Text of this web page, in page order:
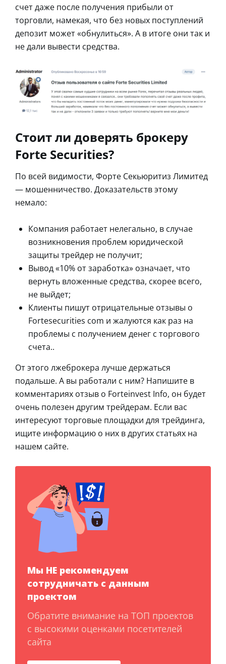
счет даже после получения прибыли от
торговли, намекая, что без новых поступлений
депозит может «обнулиться». А в итоге они так и
не дали вывести средства.
Стоит ли доверять брокеру
Forte Securities?
По всей видимости, Форте Секьюритиз Лимитед
— мошенничество. Доказательств этому
немало:
Компания работает нелегально, в случае
возникновения проблем юридической
защиты трейдер не получит;
Вывод «10% от заработка» означает, что
вернуть вложенные средства, скорее всего,
не выйдет;
Клиенты пишут отрицательные отзывы о
Fortesecurities com и жалуются как раз на
проблемы с получением денег с торгового
счета..
От этого лжеброкера лучше держаться
подальше. А вы работали с ним? Напишите в
комментариях отзыв о Forteinvest Info, он будет
очень полезен другим трейдерам. Если вас
интересуют торговые площадки для трейдинга,
ищите информацию о них в других статьях на
нашем сайте.
Мы НЕ рекомендуем
сотрудничать с данным
проектом
Обратите внимание на ТОП проектов
с высокими оценками посетителей
сайта